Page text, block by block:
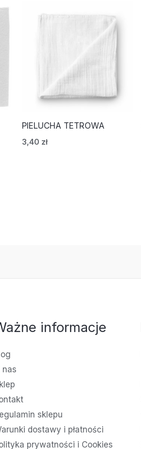
PIELUCHA TETROWA
3,40 zł
informacje
nas
sklepu
dostawy i płatności
prywatności i Cookies